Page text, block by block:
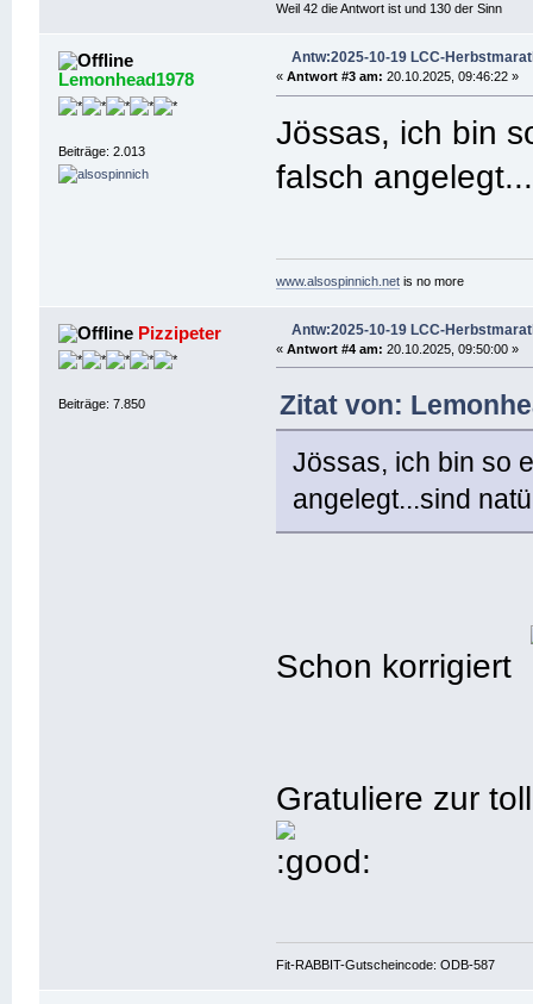
Weil 42 die Antwort ist und 130 der Sinn
Lemonhead1978
Beiträge: 2.013
Antw:2025-10-19 LCC-
«Antwort #3 am: 20.10.2025, 09:46:22 »
Jössas, ich bin
falsch
www.alsospinnich.net is no more
Pizzipeter
Beiträge: 7.850
Antw:2025-10-19 LCC-
«Antwort #4 am: 20.10.2025, 09:50:00 »
Zitat von:
Jössas, ich bin so
angelegt...sind
Schon korrigiert
Gratuliere zur
Fit-RABBIT-Gutscheincode: ODB-587